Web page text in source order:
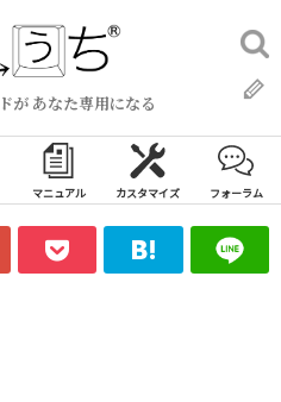
が あなた専用になる
検
索:
マニュアル カスタマイズ フォーラム